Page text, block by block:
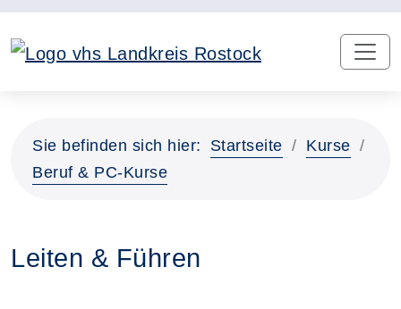
Sie befinden sich hier: Startseite
Kurse
Beruf & PC-Kurse
Leiten & Führen